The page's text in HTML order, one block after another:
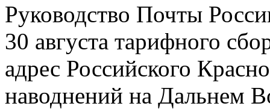
Руководство Почты
30 августа тарифного
адрес Российского
наводнений на Дальнем